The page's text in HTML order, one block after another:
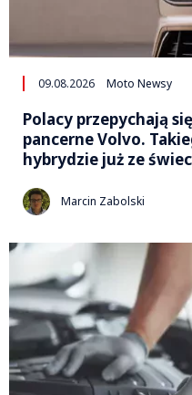
09.08.2026 Moto Newsy
Polacy przepychają
pancerne Volvo.
hybrydzie już ze
Marcin Zabolski